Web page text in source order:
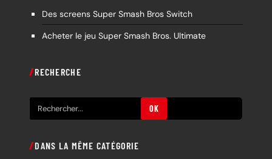
Des screens Super Smash Bros Switch
Acheter le jeu Super Smash Bros. Ultimate
RECHERCHE
e
h
OK
DANS LA MÊME CATÉGORIE